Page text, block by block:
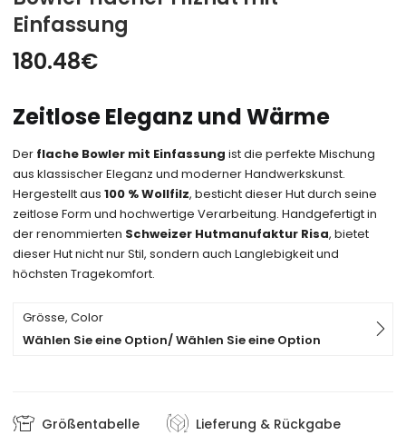
Einfassung
180.48€
Zeitlose Eleganz und Wärme
Der flache Bowler mit Einfassung ist die perfekte Mischung
aus klassischer Eleganz und moderner Handwerkskunst.
Hergestellt aus100 % Wollfilz, besticht dieser Hut durch seine
zeitlose Form und hochwertige Verarbeitung. Handgefertigt in
der renommierten Schweizer Hutmanufaktur Risa, bietet
dieser Hut nicht nur Stil, sondern auch Langlebigkeit und
höchsten Tragekomfort.
Grösse, Color
Wählen Sie eine Option/ Wählen Sie eine Option
Größentabelle Lieferung & Rückgabe